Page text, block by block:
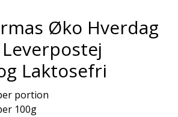
Øko Hverdag
Laktosefri
portion
100g